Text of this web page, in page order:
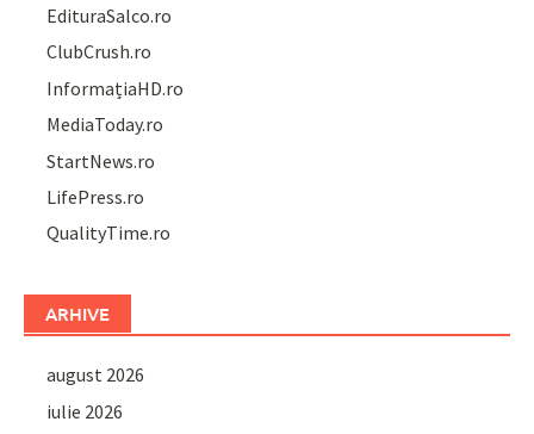
EdituraSalco.ro
ClubCrush.ro
InformațiaHD.ro
MediaToday.ro
StartNews.ro
LifePress.ro
QualityTime.ro
ARHIVE
august 2026
iulie 2026